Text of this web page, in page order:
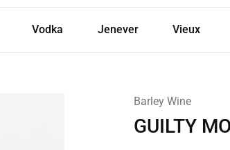
Vodka Jenever Vieux
Barley Wine
GUILTY